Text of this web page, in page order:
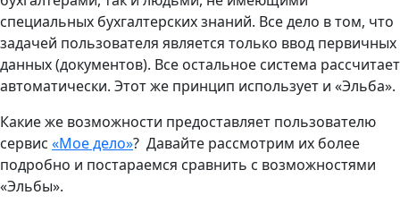
специальных бухгалтерских знаний. Все дело в том, что
задачей пользователя является только ввод первичных
данных (документов). Все остальное система рассчитает
автоматически. Этот же принцип использует и «Эльба».
Какие же возможности предоставляет пользователю
сервис «Мое дело»? Давайте рассмотрим их более
подробно и постараемся сравнить с возможностями
«Эльбы».